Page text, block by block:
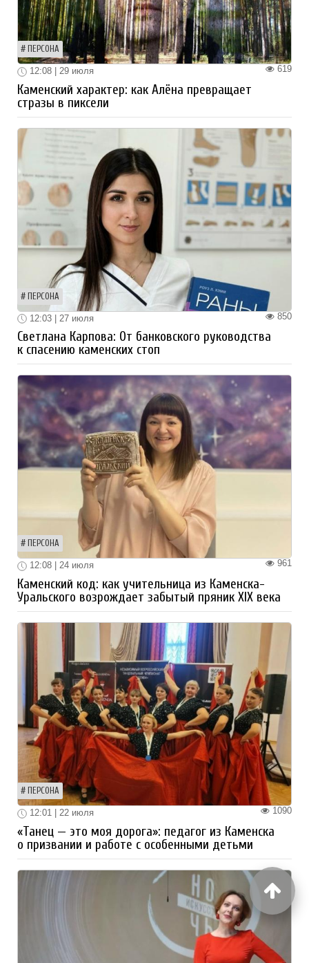
ПЕРСОНА
619
12:08 | 29 июля
Каменский характер: как Алёна превращает
стразы в пиксели
ПЕРСОНА
850
12:03 | 27 июля
Светлана Карпова: От банковского руководства
к спасению каменских стоп
ПЕРСОНА
961
12:08 | 24 июля
Каменский код: как учительница из Каменска-
Уральского возрождает забытый пряник XIX века
ПЕРСОНА
1090
12:01 | 22 июля
«Танец — это моя дорога»: педагог из Каменска
о призвании и работе с особенными детьми